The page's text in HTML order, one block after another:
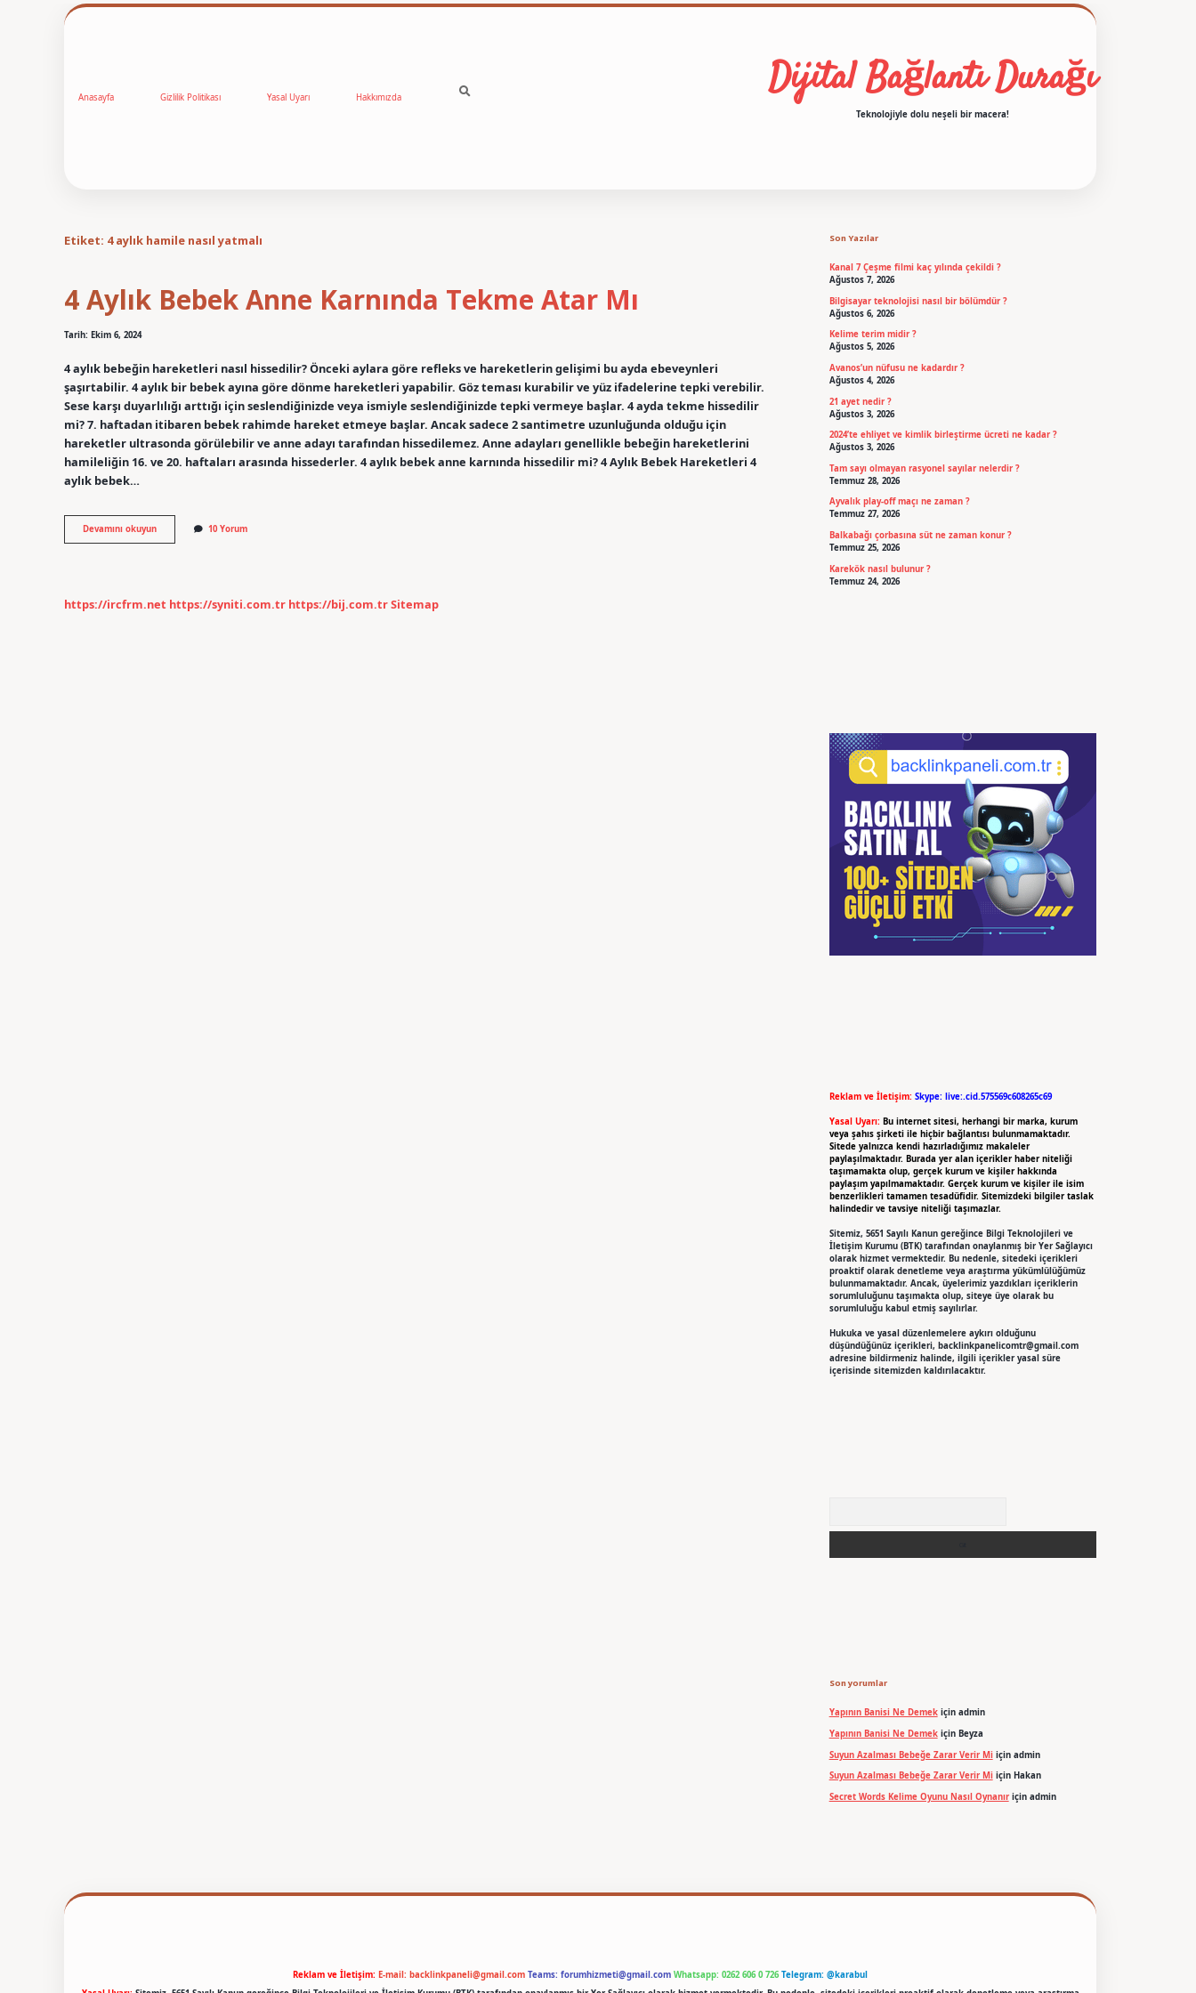
Anasayfa Gizlilik Politikası Yasal Uyarı Hakkımızda Dijital Bağlantı Durağı
Teknolojiyle dolu neşeli bir macera!
Etiket: 4 aylık hamile nasıl yatmalı
4 Aylık Bebek Anne Karnında Tekme Atar Mı
Tarih: Ekim 6, 2024
4 aylık bebeğin hareketleri nasıl hissedilir? Önceki aylara göre refleks ve hareketlerin gelişimi bu ayda ebeveynleri
şaşırtabilir. 4 aylık bir bebek ayına göre dönme hareketleri yapabilir. Göz teması kurabilir ve yüz ifadelerine tepki verebilir.
Sese karşı duyarlılığı arttığı için seslendiğinizde veya ismiyle seslendiğinizde tepki vermeye başlar. 4 ayda tekme hissedilir
mi? 7. haftadan itibaren bebek rahimde hareket etmeye başlar. Ancak sadece 2 santimetre uzunluğunda olduğu için
hareketler ultrasonda görülebilir ve anne adayı tarafından hissedilemez. Anne adayları genellikle bebeğin hareketlerini
hamileliğin 16. ve 20. haftaları arasında hissederler. 4 aylık bebek anne karnında hissedilir mi? 4 Aylık Bebek Hareketleri 4
aylık bebek…
Devamını okuyun4
Aylık
Atar
10 Yorum
https://ircfrm.net https://syniti.com.tr https://bij.com.trSitemap
Son Yazılar
Kanal 7 Çeşme filmi kaç yılında çekildi ?
Ağustos 7, 2026
Bilgisayar teknolojisi nasıl bir bölümdür ?
Ağustos 6, 2026
Kelime terim midir ?
Ağustos 5, 2026
Avanos’un nüfusu ne kadardır ?
Ağustos 4, 2026
21 ayet nedir ?
Ağustos 3, 2026
2024’te ehliyet ve kimlik birleştirme ücreti ne kadar ?
Ağustos 3, 2026
Tam sayı olmayan rasyonel sayılar nelerdir ?
Temmuz 28, 2026
Ayvalık play-off maçı ne zaman ?
Temmuz 27, 2026
Balkabağı çorbasına süt ne zaman konur ?
Temmuz 25, 2026
Karekök nasıl bulunur ?
Temmuz 24, 2026
Reklam ve İletişim: Skype: live:.cid.575569c608265c69
Yasal Uyarı: Bu internet sitesi, herhangi bir marka, kurum
veya şahıs şirketi ile hiçbir bağlantısı bulunmamaktadır.
Sitede yalnızca kendi hazırladığımız makaleler
paylaşılmaktadır. Burada yer alan içerikler haber niteliği
taşımamakta olup, gerçek kurum ve kişiler hakkında
paylaşım yapılmamaktadır. Gerçek kurum ve kişiler ile isim
benzerlikleri tamamen tesadüfidir. Sitemizdeki bilgiler taslak
halindedir ve tavsiye niteliği taşımazlar.
Sitemiz, 5651 Sayılı Kanun gereğince Bilgi Teknolojileri ve
İletişim Kurumu (BTK) tarafından onaylanmış bir Yer Sağlayıcı
olarak hizmet vermektedir. Bu nedenle, sitedeki içerikleri
proaktif olarak denetleme veya araştırma yükümlülüğümüz
bulunmamaktadır. Ancak, üyelerimiz yazdıkları içeriklerin
sorumluluğunu taşımakta olup, siteye üye olarak bu
sorumluluğu kabul etmiş sayılırlar.
Hukuka ve yasal düzenlemelere aykırı olduğunu
düşündüğünüz içerikleri, backlinkpanelicomtr@gmail.com
adresine bildirmeniz halinde, ilgili içerikler yasal süre
içerisinde sitemizden kaldırılacaktır.
Son yorumlar
Yapının Banisi Ne Demekiçin admin
Yapının Banisi Ne Demekiçin Beyza
Suyun Azalması Bebeğe Zarar Verir Miiçin admin
Suyun Azalması Bebeğe Zarar Verir Miiçin Hakan
Secret Words Kelime Oyunu Nasıl Oynanıriçin admin
Reklam ve İletişim: E-mail: backlinkpaneli@gmail.com Teams: forumhizmeti@gmail.com Whatsapp: 0262 606 0 726 Telegram: @karabul